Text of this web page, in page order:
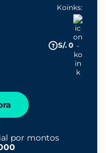
Koinks:
S/. 0
por montos